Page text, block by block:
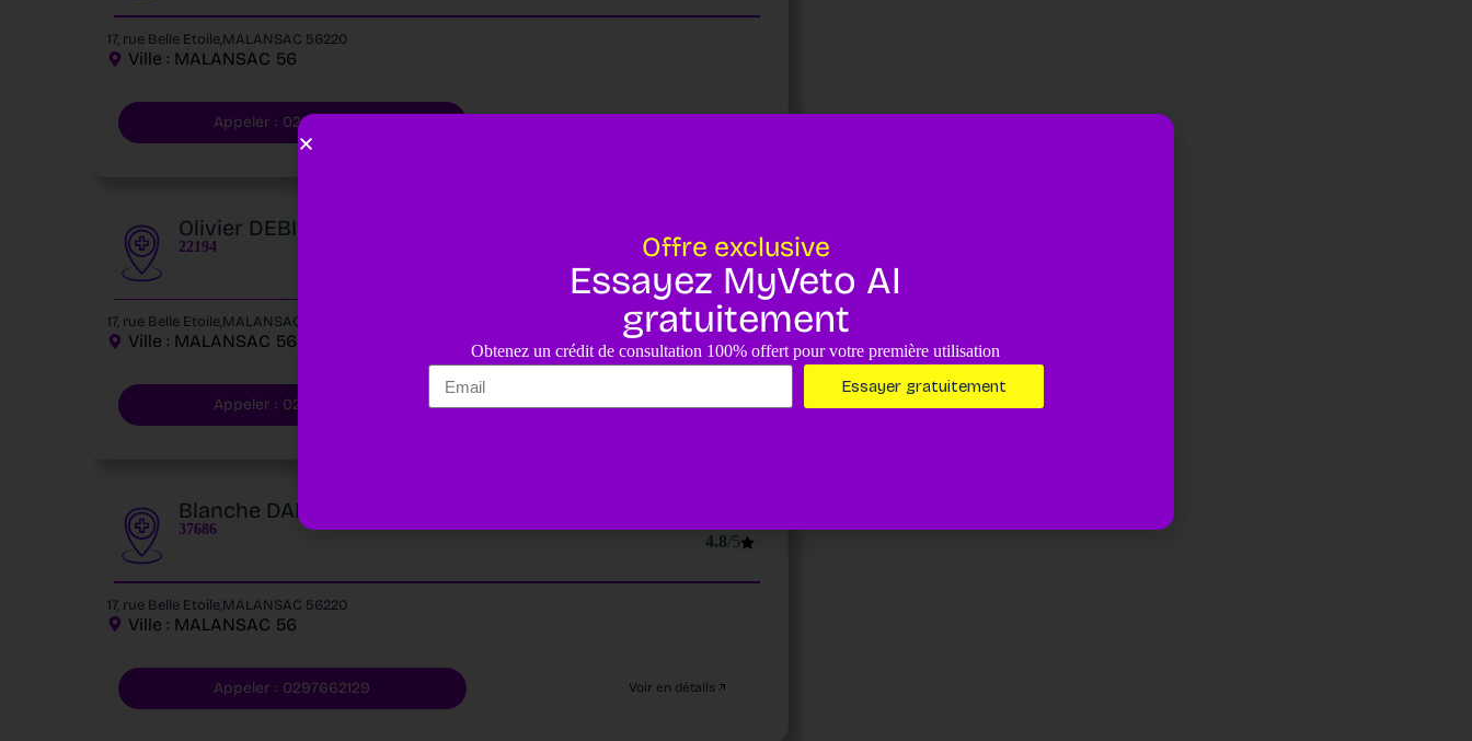
17, rue Belle Etoile,MALANSAC 56220
Ville : MALANSAC 56
Appeler : 0297662129
Olivier DEBIERRE
22194
4.8/5
17, rue Belle Etoile,MALANSAC 56220
Ville : MALANSAC 56
Appeler : 0297662129 Voir en détails
Blanche DARODES DE TAILLY
37686
4.8/5
17, rue Belle Etoile,MALANSAC 56220
Ville : MALANSAC 56
Appeler : 0297662129 Voir en détails
Offre exclusive
Essayez MyVeto AI
gratuitement
Obtenez un crédit de consultation 100% offert pour votre première utilisation
Essayer gratuitement